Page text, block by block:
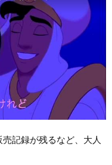
記録が残るなど、大人